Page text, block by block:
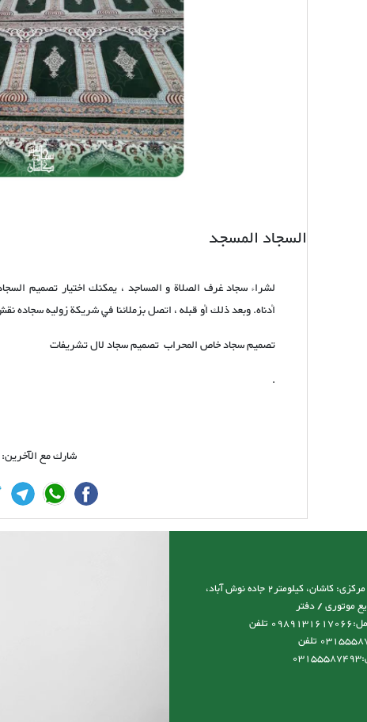
السجاد المسجد
لشراء سجاد غرف الصلاة و المساجد ، يمكنك اختيار تصميم
أدناه. وبعد ذلك أو قبله ، اتصل بزملائنا في شریكة زولیه سجاده
تصميم سجاد خاص المحراب تصميم سجاد لال تشریفات
.
شارك مع الآخرين:
آدرس نمایشگاه و کارخانه و دفتر مرکزی: کاشان، کیلومتر2 جاده نوش آباد،
موتوری / دفتر
مرکزی:09131617066 مدیرعامل:0989131617066 تلفن
کارخانه:03155587492-03155587493 تلفن